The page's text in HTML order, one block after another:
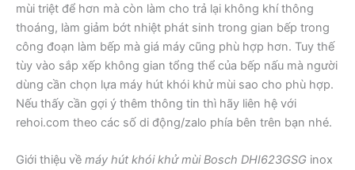
mùi triệt để hơn mà còn làm cho trả lại không khí thông
thoáng, làm giảm bớt nhiệt phát sinh trong gian bếp trong
công đoạn làm bếp mà giá máy cũng phù hợp hơn. Tuy thế
tùy vào sắp xếp không gian tổng thể của bếp nấu mà người
dùng cần chọn lựa máy hút khói khử mùi sao cho phù hợp.
Nếu thấy cần gợi ý thêm thông tin thì hãy liên hệ với
rehoi.com theo các số di động/zalo phía bên trên bạn nhé.
Giới thiệu về máy hút khói khử mùi Bosch DHI623GSG inox